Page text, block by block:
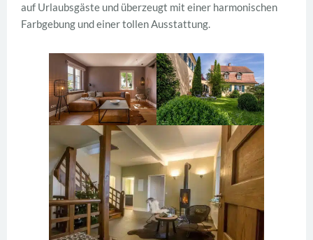
auf Urlaubsgäste und überzeugt mit einer harmonischen
Farbgebung und einer tollen Ausstattung.